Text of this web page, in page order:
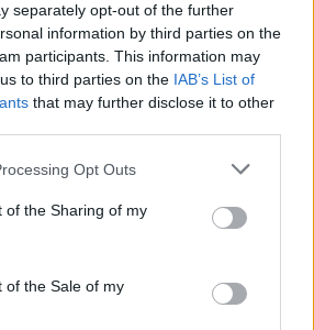
separately opt-out of the further
information by third parties on the
participants. This information may
to third parties on the IAB’s List of
that may further disclose it to other
app uses one or more Google
or usage behaviour. You may click to
to Google and its third-party tags to
specified purposes in below Google
Opt Outs
of the Sharing of my
of the Sale of my